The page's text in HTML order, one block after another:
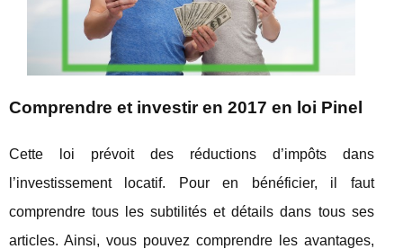
Comprendre et investir en 2017 en loi Pinel
Cette loi prévoit des réductions d’impôts dans
l’investissement locatif. Pour en bénéficier, il faut
comprendre tous les subtilités et détails dans tous ses
articles. Ainsi, vous pouvez comprendre les avantages,